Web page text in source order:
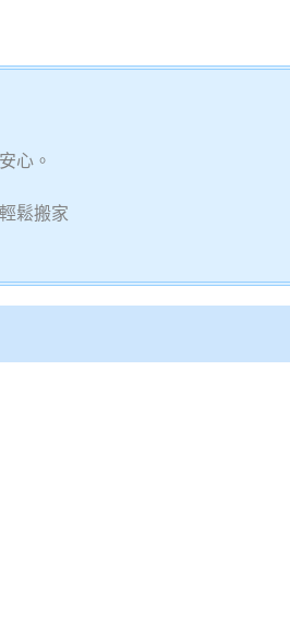
心。
鬆搬家